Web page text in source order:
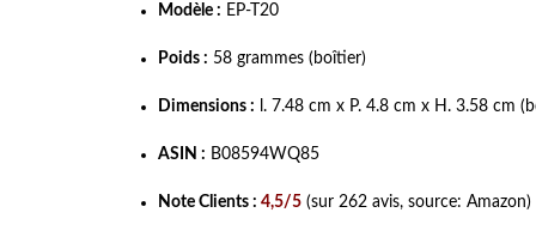
Modèle : EP-T20
Poids : 58 grammes (boîtier)
Dimensions : l. 7.48 cm x P. 4.8 cm x H. 3.58 cm
ASIN : B08594WQ85
Note Clients : 4,5/5 (sur 262 avis, source: Amazon)